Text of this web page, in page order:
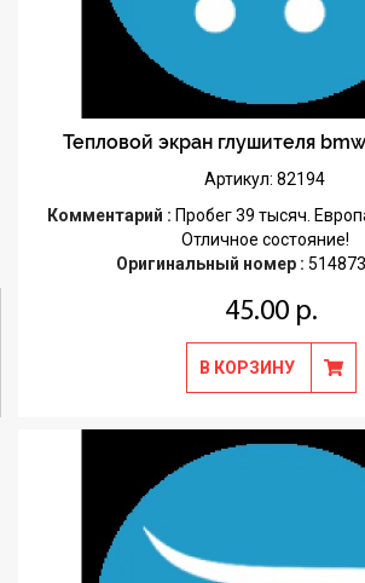
Тепловой экран глушителя
Артикул: 82194
Комментарий : Пробег 39 тысяч.
Отличное состояние!
Оригинальный номер :
45.00 р.
В КОРЗИНУ